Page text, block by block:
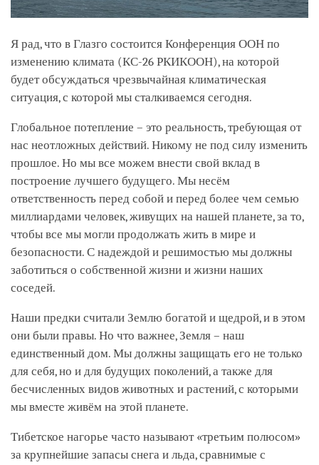
Я рад, что в Глазго состоится Конференция ООН по
изменению климата (КС-26 РКИКООН), на которой
будет обсуждаться чрезвычайная климатическая
ситуация, с которой мы сталкиваемся сегодня.
Глобальное потепление – это реальность, требующая от
нас неотложных действий. Никому не под силу изменить
прошлое. Но мы все можем внести свой вклад в
построение лучшего будущего. Мы несём
ответственность перед собой и перед более чем семью
миллиардами человек, живущих на нашей планете, за то,
чтобы все мы могли продолжать жить в мире и
безопасности. С надеждой и решимостью мы должны
заботиться о собственной жизни и жизни наших
соседей.
Наши предки считали Землю богатой и щедрой, и в этом
они были правы. Но что важнее, Земля – наш
единственный дом. Мы должны защищать его не только
для себя, но и для будущих поколений, а также для
бесчисленных видов животных и растений, с которыми
мы вместе живём на этой планете.
Тибетское нагорье часто называют «третьим полюсом»
за крупнейшие запасы снега и льда, сравнимые с